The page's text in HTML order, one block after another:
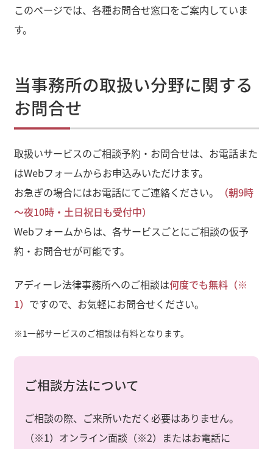
このページでは、各種お問合せ窓口をご案内していま
す。
当事務所の取扱い分野に関する
お問合せ
取扱いサービスのご相談予約・お問合せは、お電話また
はWebフォームからお申込みいただけます。
お急ぎの場合にはお電話にてご連絡ください。
（朝9時
～夜10時・土日祝日も受付中）
Webフォームからは、各サービスごとにご相談の仮予
約・お問合せが可能です。
アディーレ法律事務所へのご相談は何度でも無料（※
1） ですので、お気軽にお問合せください。
※1一部サービスのご相談は有料となります。
ご相談方法について
ご相談の際、ご来所いただく必要はありません。
（※1）オンライン面談（※2）またはお電話に